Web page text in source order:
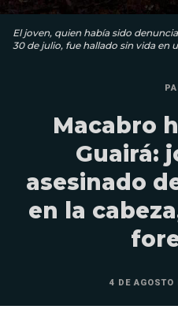
El joven, quien había sido
30 de julio, fue hallado sin vida en
Macabro
Guairá:
asesinado
en la
4 DE